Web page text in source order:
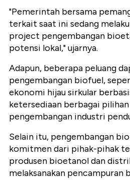
"Pemerintah bersama
terkait saat ini sedang
project pengembangan
potensi lokal," ujarnya.
Adapun, beberapa peluang
pengembangan biofuel,
ekonomi hijau sirkular
ketersediaan berbagai
pengembangan industri
Selain itu, pengembangan
komitmen dari pihak-pihak
produsen bioetanol dan
melaksanakan pencampuran